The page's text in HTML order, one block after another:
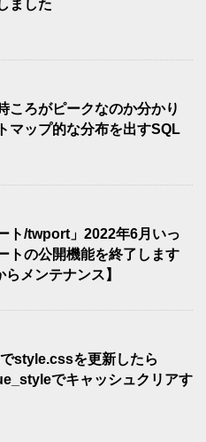
ました
ころがピークなのか分かり
マップ的な分布を出すSQL
ト/twport」2022年6月いっ
トの公開機能を終了します
らメンテナンス】
style.cssを更新したら
でキャッシュクリアす